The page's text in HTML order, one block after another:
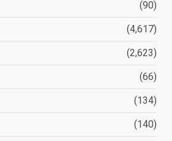
(90)
(4,617)
(2,623)
(66)
(134)
(140)